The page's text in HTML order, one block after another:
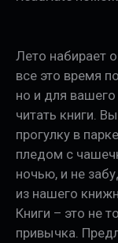
Лето набирает
все это время
но и для
читать книги.
прогулку в
пледом с
ночью, и не
из нашего
Книги – это не
привычка.